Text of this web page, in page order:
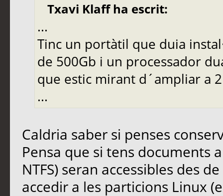
Txavi Klaff ha escrit:
...
Tinc un portàtil que duia
de 500Gb i un processador
que estic mirant d´ampliar a
...
Caldria saber si penses
Pensa que si tens documents
NTFS) seran accessibles des
accedir a les particions Linux